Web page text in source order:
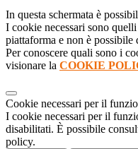
In questa schermata è
I cookie necessari sono
piattaforma e non è possibile
Per conoscere quali sono i
visionare la COOKIE
Cookie necessari per il
I cookie necessari per il
disabilitati. È possibile
policy.